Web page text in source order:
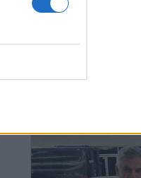
Φωτοσχόλιο